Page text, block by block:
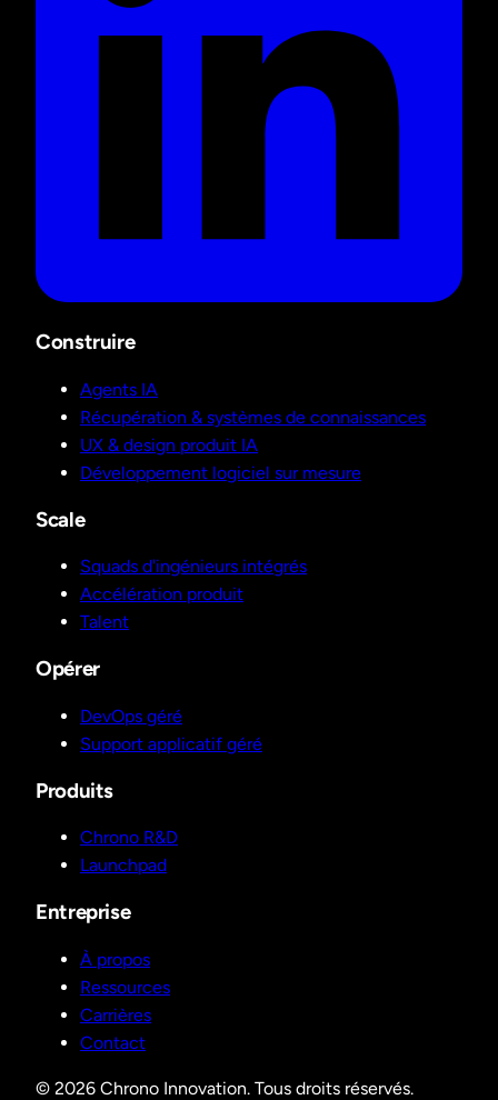
Construire
Agents IA
Récupération & systèmes de connaissances
UX & design produit IA
Développement logiciel sur mesure
Scale
Squads d'ingénieurs intégrés
Accélération produit
Talent
Opérer
DevOps géré
Support applicatif géré
Produits
Chrono R&D
Launchpad
Entreprise
À propos
Ressources
Carrières
Contact
© 2026 Chrono Innovation. Tous droits réservés.